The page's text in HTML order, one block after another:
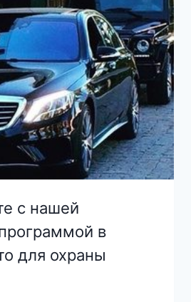
с нашей
в
для охраны